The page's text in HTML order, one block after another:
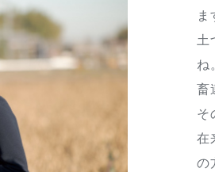
土
ね
畜
そ
在
の